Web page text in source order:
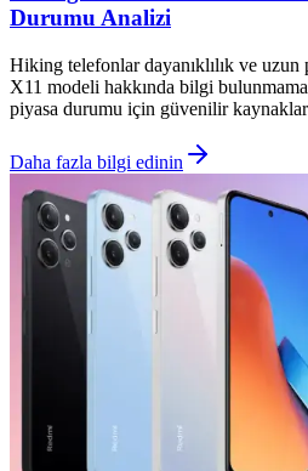
Durumu Analizi
Hiking telefonlar dayanıklılık ve uzun
X11 modeli hakkında bilgi
piyasa durumu için güvenilir
Daha fazla bilgi edinin